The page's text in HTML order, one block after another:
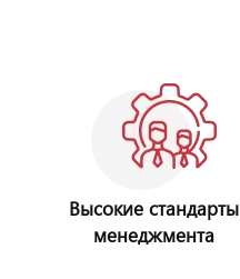
Высокие стандарты
менеджмента